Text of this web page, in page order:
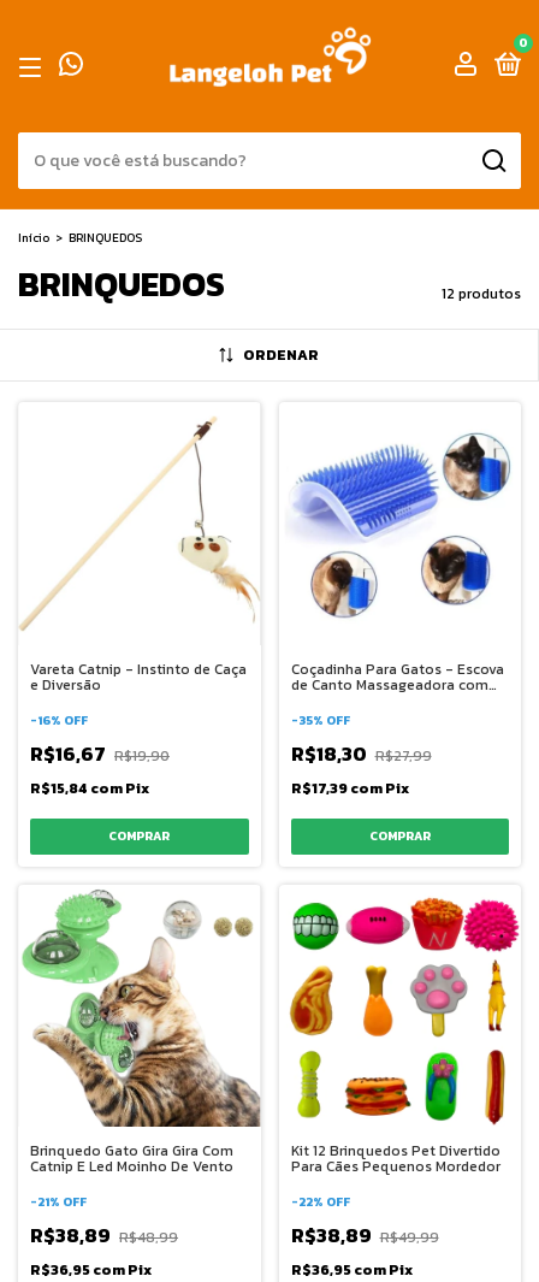
0
Início > BRINQUEDOS
BRINQUEDOS 12 produtos
ORDENAR
Vareta Catnip - Instinto de Caça
e Diversão
-16% OFF
R$16,67 R$19,90
R$15,84 comPix
Coçadinha Para Gatos - Escova
de Canto Massageadora com
-35% OFF
R$18,30 R$27,99
R$17,39comPix
Brinquedo Gato Gira Gira Com
Catnip E Led Moinho De Vento
-21% OFF
R$38,89 R$48,99
R$36,95comPix
Kit 12 Brinquedos Pet Divertido
Para Cães Pequenos Mordedor
-22% OFF
R$38,89 R$49,99
R$36,95comPix